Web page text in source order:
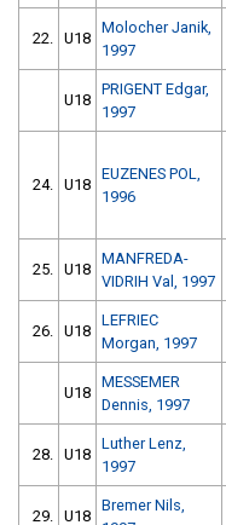
22. U18
Molocher Janik,
1997
U18
PRIGENT Edgar,
1997
24. U18
EUZENES POL,
1996
25. U18
MANFREDA-
VIDRIH Val, 1997
26. U18
LEFRIEC
Morgan, 1997
U18
MESSEMER
Dennis, 1997
28. U18
Luther Lenz,
1997
29. U18
Bremer Nils,